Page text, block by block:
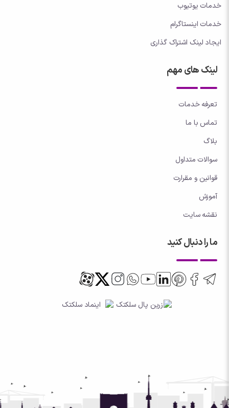
خدمات یوتیوب
خدمات اینستاگرام
ایجاد لینک اشتراک گذاری
لینک های مهم
تعرفه خدمات
تماس با ما
بلاگ
سوالات متداول
قوانین و مقرارت
آموزش
نقشه سایت
ما را دنبال کنید